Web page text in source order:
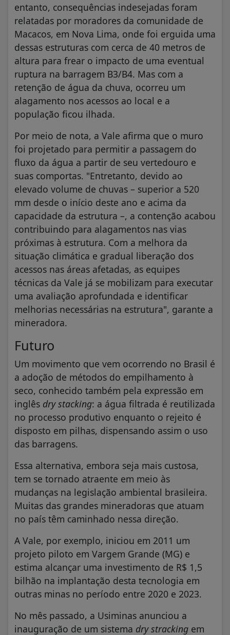
entanto, consequências indesejadas foram
relatadas por moradores da comunidade de
Macacos, em Nova Lima, onde foi erguida uma
dessas estruturas com cerca de 40 metros de
altura para frear o impacto de uma eventual
ruptura na barragem B3/B4. Mas com a
retenção de água da chuva, ocorreu um
alagamento nos acessos ao local e a
população ficou ilhada.
Por meio de nota, a Vale afirma que o muro
foi projetado para permitir a passagem do
fluxo da água a partir de seu vertedouro e
suas comportas. "Entretanto, devido ao
elevado volume de chuvas – superior a 520
mm desde o início deste ano e acima da
capacidade da estrutura –, a contenção acabou
contribuindo para alagamentos nas vias
próximas à estrutura. Com a melhora da
situação climática e gradual liberação dos
acessos nas áreas afetadas, as equipes
técnicas da Vale já se mobilizam para executar
uma avaliação aprofundada e identificar
melhorias necessárias na estrutura", garante a
mineradora.
Futuro
Um movimento que vem ocorrendo no Brasil é
a adoção de métodos do empilhamento à
seco, conhecido também pela expressão em
inglês dry stacking: a água filtrada é reutilizada
no processo produtivo enquanto o rejeito é
disposto em pilhas, dispensando assim o uso
das barragens.
Essa alternativa, embora seja mais custosa,
tem se tornado atraente em meio às
mudanças na legislação ambiental brasileira.
Muitas das grandes mineradoras que atuam
no país têm caminhado nessa direção.
A Vale, por exemplo, iniciou em 2011 um
projeto piloto em Vargem Grande (MG) e
estima alcançar uma investimento de R$ 1,5
bilhão na implantação desta tecnologia em
outras minas no período entre 2020 e 2023.
No mês passado, a Usiminas anunciou a
inauguração de um sistema dry stracking em